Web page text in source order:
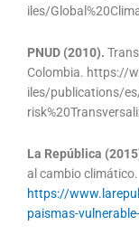
iles/
PNUD (2010).
Colombia. https://
iles/publications/
La República
al cambio climático.
https://
paismas-